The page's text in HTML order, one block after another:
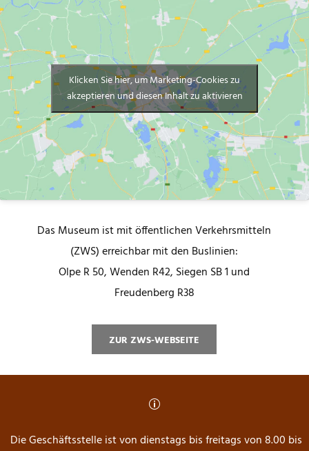
Klicken Sie hier, um Marketing-Cookies zu
akzeptieren und diesen Inhalt zu aktivieren
Das Museum ist mit öffentlichen Verkehrsmitteln
(ZWS) erreichbar mit den Buslinien:
Olpe R 50, Wenden R42, Siegen SB 1 und
Freudenberg R38
ZUR ZWS-WEBSEITE
p
Die Geschäftsstelle ist von dienstags bis freitags von 8.00 bis